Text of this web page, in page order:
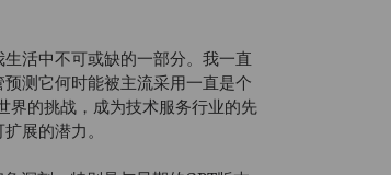
活中不可或缺的一部分。我一直
测它何时能被主流采用一直是个
界的挑战，成为技术服务行业的先
展的潜力。